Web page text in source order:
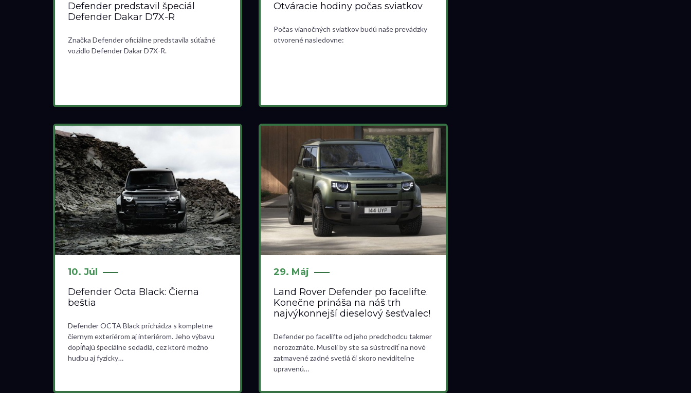
Defender predstavil špeciál
Defender Dakar D7X-R
Značka Defender oficiálne predstavila súťažné
vozidlo Defender Dakar D7X-R.
Otváracie hodiny počas sviatkov
Počas vianočných sviatkov budú naše prevádzky
otvorené nasledovne:
10. Júl
Defender Octa Black: Čierna
beštia
Defender OCTA Black prichádza s kompletne
čiernym exteriérom aj interiérom. Jeho výbavu
dopĺňajú špeciálne sedadlá, cez ktoré možno
hudbu aj fyzicky…
29. Máj
Land Rover Defender po facelifte.
Konečne prináša na náš trh
najvýkonnejší dieselový šesťvalec!
Defender po facelifte od jeho predchodcu takmer
nerozoznáte. Museli by ste sa sústrediť na nové
zatmavené zadné svetlá či skoro neviditeľne
upravenú…